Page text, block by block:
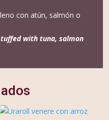
con atún, salmón o
with tuna, salmon